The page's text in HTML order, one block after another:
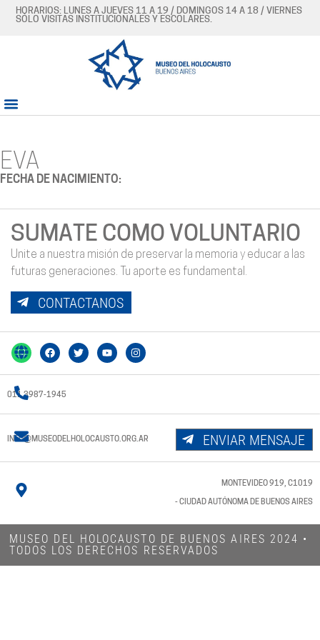
HORARIOS: LUNES A JUEVES 11 A 19 / DOMINGOS 14 A 18 / VIERNES
SÓLO VISITAS INSTITUCIONALES Y ESCOLARES.
EVA
FECHA DE NACIMIENTO:
SUMATE COMO VOLUNTARIO
Unite a nuestra misión de preservar la memoria y educar a las
futuras generaciones. Tu aporte es fundamental.
CONTACTANOS
011 3987-1945
INFO@MUSEODELHOLOCAUSTO.ORG.AR ENVIAR MENSAJE
MONTEVIDEO 919, C1019
- CIUDAD AUTÓNOMA DE BUENOS AIRES
MUSEO DEL HOLOCAUSTO DE BUENOS AIRES 2024​ •
TODOS LOS DERECHOS RESERVADOS